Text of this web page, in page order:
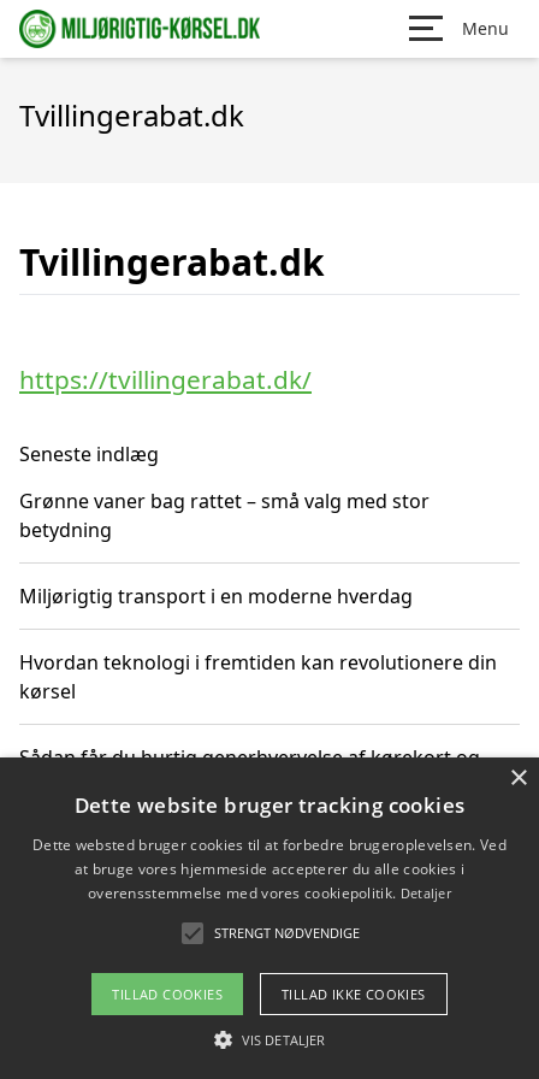
Menu
Tvillingerabat.dk
Tvillingerabat.dk
https://tvillingerabat.dk/
Seneste indlæg
Grønne vaner bag rattet – små valg med stor
betydning
Miljørigtig transport i en moderne hverdag
Hvordan teknologi i fremtiden kan revolutionere din
kørsel
Sådan får du hurtig generhvervelse af kørekort og
Sådan lærer du miljørigtig kørsel hos en køreskole i
Gentofte
Copyright 2026 - Pilanto Aps
Om / kontakt
×
Dette website bruger tracking cookies
Dette websted bruger cookies til at forbedre brugeroplevelsen. Ved
at bruge vores hjemmeside accepterer du alle cookies i
overensstemmelse med vores cookiepolitik. Detaljer
STRENGT NØDVENDIGE
TILLAD COOKIES TILLAD IKKE COOKIES
VIS DETALJER